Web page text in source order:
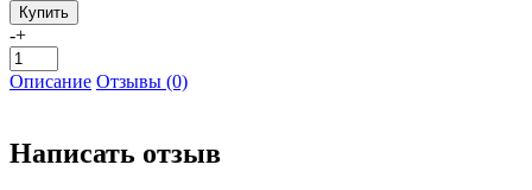
-+
Описание Отзывы (0)
Написать отзыв